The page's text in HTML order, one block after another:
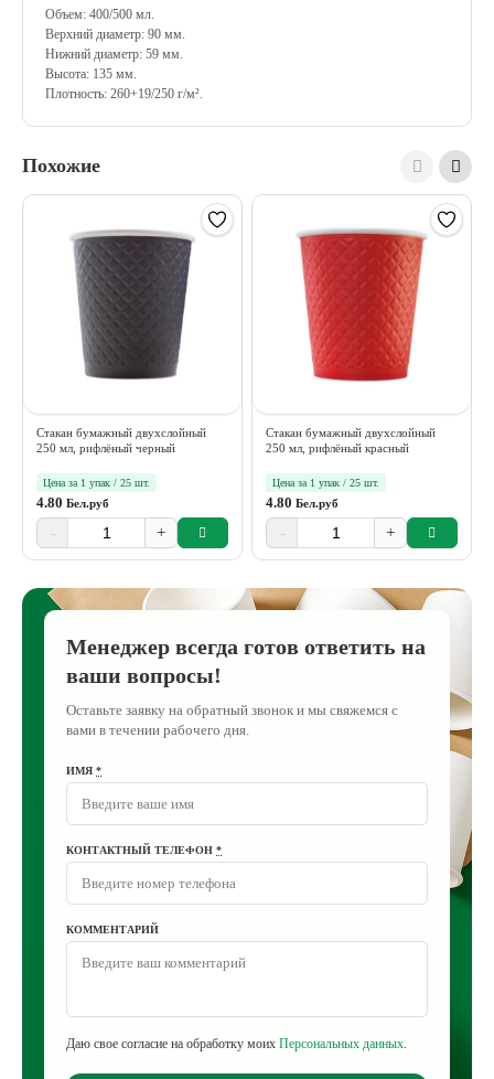
Объем: 400/500 мл.
Верхний диаметр: 90 мм.
Нижний диаметр: 59 мм.
Высота: 135 мм.
Плотность: 260+19/250 г/м².
Похожие
Стакан бумажный двухслойный
250 мл, рифлёный черный
Цена за 1 упак / 25 шт.
4.80 Бел.руб
- +
Стакан бумажный двухслойный
250 мл, рифлёный красный
Цена за 1 упак / 25 шт.
4.80 Бел.руб
- +
Менеджер всегда готов ответить на
ваши вопросы!
Оставьте заявку на обратный звонок и мы свяжемся с
вами в течении рабочего дня.
ИМЯ *
КОНТАКТНЫЙ ТЕЛЕФОН *
КОММЕНТАРИЙ
Даю свое согласие на обработку моих Персональных данных.